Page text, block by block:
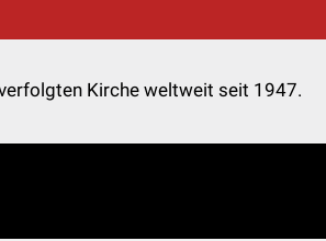
Kirche weltweit seit 1947.